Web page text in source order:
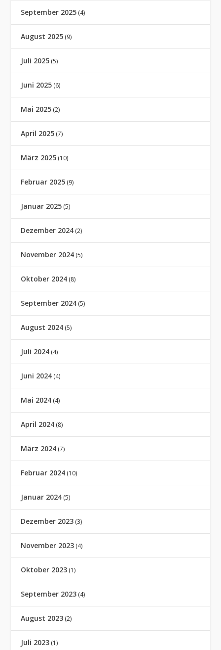
September 2025 (4)
August 2025 (9)
Juli 2025 (5)
Juni 2025 (6)
Mai 2025 (2)
April 2025 (7)
März 2025 (10)
Februar 2025 (9)
Januar 2025 (5)
Dezember 2024 (2)
November 2024 (5)
Oktober 2024 (8)
September 2024 (5)
August 2024 (5)
Juli 2024 (4)
Juni 2024 (4)
Mai 2024 (4)
April 2024 (8)
März 2024 (7)
Februar 2024 (10)
Januar 2024 (5)
Dezember 2023 (3)
November 2023 (4)
Oktober 2023 (1)
September 2023 (4)
August 2023 (2)
Juli 2023 (1)